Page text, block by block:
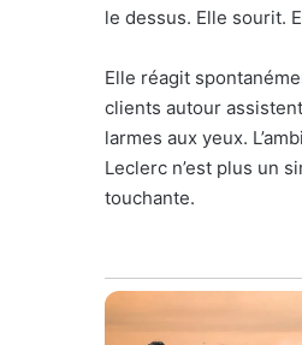
le dessus. Elle sourit.
Elle réagit
clients autour
larmes aux yeux.
Leclerc n’est plus un
touchante.